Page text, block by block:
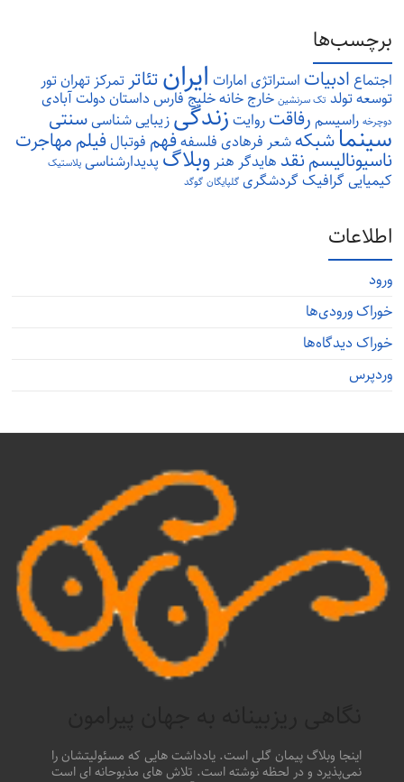
برچسب‌ها
اجتماعادبیات استراتژیامارات ایرانتئاترتمرکزتهرانتور
توسعهتولد تک سرنشین خارجخانهخلیج فارسداستاندولت آبادی
دوچرخه راسیسمرفاقتروایتزندگیزیبایی شناسیسنتی
سینماشبکهشعر فرهادیفلسفهفهم فوتبالفیلممهاجرت
ناسیونالیسمنقد هایدگر هنروبلاگپدیدارشناسی پلاستیک
کیمیاییگرافیکگردشگری گلپایگان گوگد
اطلاعات
ورود
خوراک ورودی‌ها
خوراک دیدگاه‌ها
وردپرس
اینجا وبلاگ پیمان گلی است. یادداشت هایی که مسئولیتشان را
نمی‌پذیرد و در لحظه نوشته است. تلاش های مذبوحانه ای است